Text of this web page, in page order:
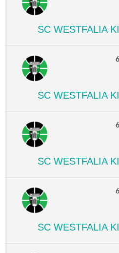
SC WESTFALIA
SC WESTFALIA
SC WESTFALIA
SC WESTFALIA